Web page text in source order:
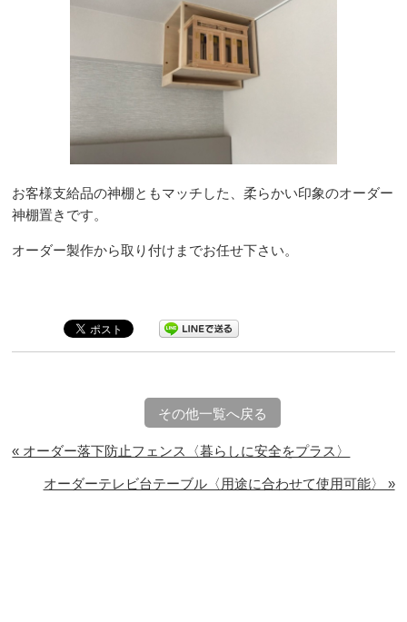
お客様支給品の神棚ともマッチした、柔らかい印象のオーダー
神棚置きです。
オーダー製作から取り付けまでお任せ下さい。
その他一覧へ戻る
« オーダー落下防止フェンス〈暮らしに安全をプラス〉
オーダーテレビ台テーブル〈用途に合わせて使用可能〉 »